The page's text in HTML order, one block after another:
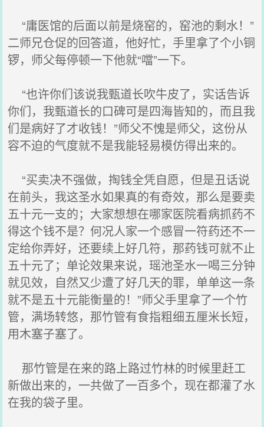
“庸医馆的后面以前是烧窑的，窑池的剩水！”
二师兄仓促的回答道，他好忙，手里拿了个小铜
锣，师父每停顿一下他就“噹”一下。
“也许你们该说我甄道长吹牛皮了，实话告诉
你们，我甄道长的口碑可是四海皆知的，而且我
们是病好了才收钱！”师父不愧是师父，这份从
容不迫的气度就不是我能轻易模仿得出来的。
“买卖决不强做，掏钱全凭自愿，但是丑话说
在前头，我这圣水如果真的有奇效，那么是要卖
五十元一支的；大家想想在哪家医院看病抓药不
得这个钱不是？何况人家一个感冒一符药还不一
定给你弄好，还要续上好几符，那药钱可就不止
五十元了；单论效果来说，瑶池圣水一喝三分钟
就见效，自然又少遭了好几天的罪，单单这一条
就不是五十元能衡量的！”师父手里拿了一个竹
管，满场转悠，那竹管有食指粗细五厘米长短，
用木塞子塞了。
那竹管是在来的路上路过竹林的时候里赶工
新做出来的，一共做了一百多个，现在都灌了水
在我的袋子里。